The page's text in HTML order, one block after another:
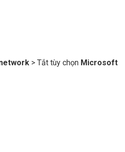
> Tắt tùy chọn Microsoft